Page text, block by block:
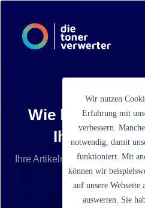
Wie lautet die
Ihrer
Ihre Artikelnummer ist nicht
unseren
Wir nutzen
Erfahrung mit
verbessern.
notwendig, damit
funktioniert. Mit
können wir
auf unsere Webseite
auswerten. Sie